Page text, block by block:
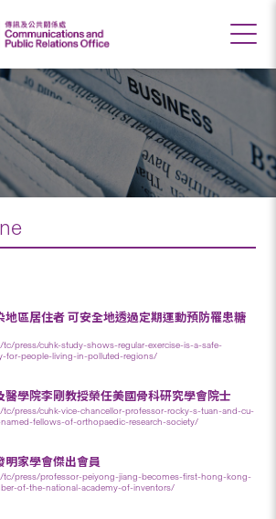
地區居住者 可安全地透過定期運動預防罹患糖
press/cuhk-study-shows-regular-exercise-is-a-safe-
for-people-living-in-polluted-regions/
醫學院李剛教授榮任美國骨科研究學會院士
tc/press/cuhk-vice-chancellor-professor-rocky-s-tuan-and-cu-
fellows-of-orthopaedic-research-society/
明家學會傑出會員
tc/press/professor-peiyong-jiang-becomes-first-hong-kong-
of-the-national-academy-of-inventors/